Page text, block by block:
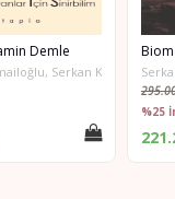
Biomortem
Serkan Karaismailoğlu
221.25 TL